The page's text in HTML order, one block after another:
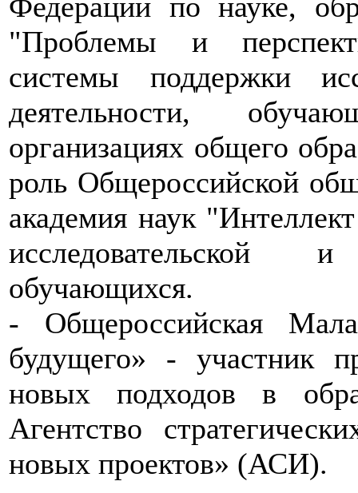
"Проблемы и
системы поддержки
деятельности,
организациях общего
роль Общероссийской
академия наук
исследовательской
обучающихся.
- Общероссийская
будущего» - участник
новых подходов в
Агентство
новых проектов» (АСИ).